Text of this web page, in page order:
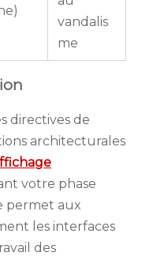
vandalis
me
directives de
architecturales
votre phase
permet aux
les interfaces
des